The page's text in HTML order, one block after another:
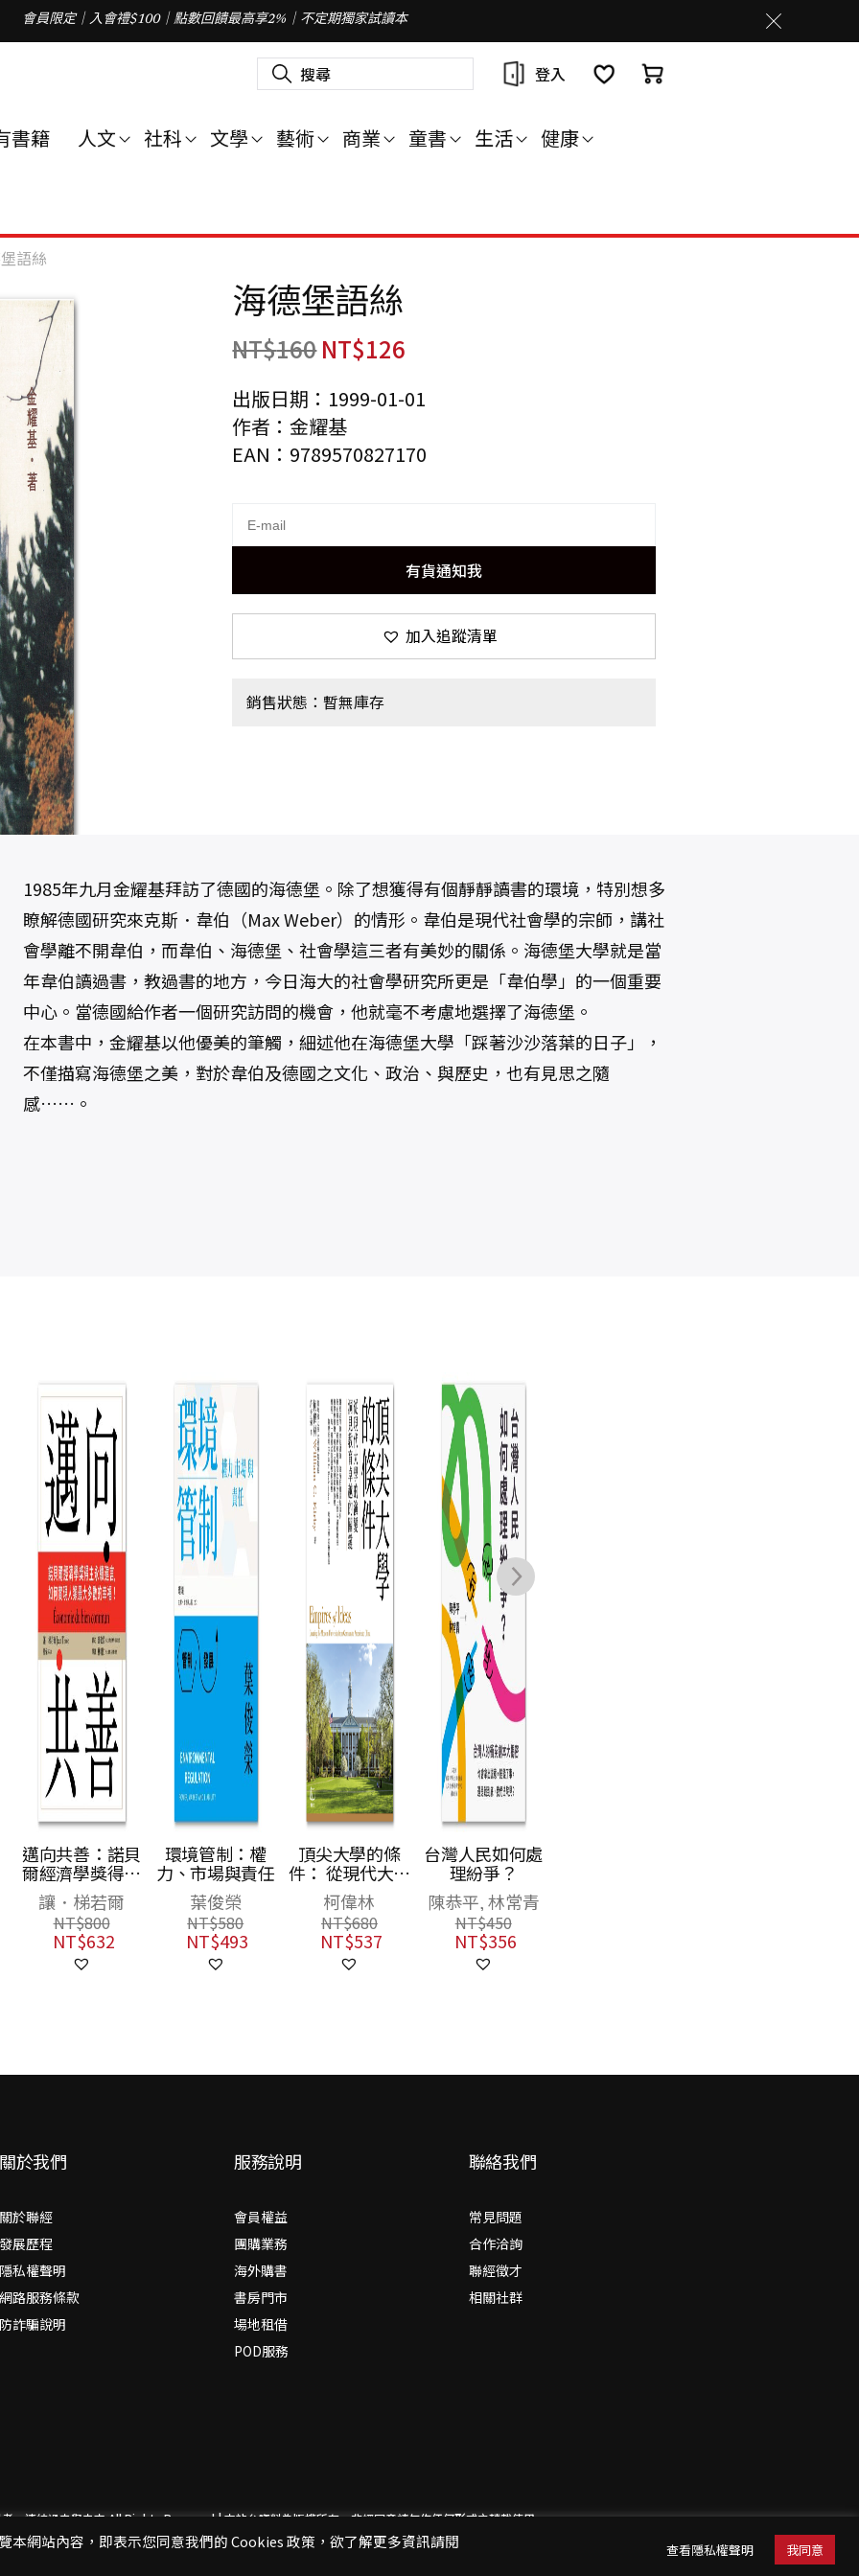
會員限定｜入會禮$100｜點數回饋最高享2%｜不定期獨家試讀本
搜
尋
字
登入
書籍 人文 社科 文學 藝術 商業 童書 生活 健康
語絲
海德堡語絲
NT$160NT$126
出版日期：1999-01-01
作者：金耀基
EAN：9789570827170
有貨通知我
加入追蹤清單
銷售狀態：暫無庫存
1985年九月金耀基拜訪了德國的海德堡。除了想獲得有個靜靜讀書的環境，特別想多
瞭解德國研究來克斯．韋伯（Max Weber）的情形。韋伯是現代社會學的宗師，講社
會學離不開韋伯，而韋伯、海德堡、社會學這三者有美妙的關係。海德堡大學就是當
年韋伯讀過書，教過書的地方，今日海大的社會學研究所更是「韋伯學」的一個重要
中心。當德國給作者一個研究訪問的機會，他就毫不考慮地選擇了海德堡。
在本書中，金耀基以他優美的筆觸，細述他在海德堡大學「踩著沙沙落葉的日子」，
不僅描寫海德堡之美，對於韋伯及德國之文化、政治、與歷史，也有見思之隨
感……。
邁向共善：諾貝
爾經濟學獎得主
永續建言，如何
實現人類最大多
數的幸福！
讓．梯若爾
NT$800
NT$632
環境管制：權
力、市場與責任
葉俊榮
NT$580
NT$493
頂尖大學的條
件： 從現代大學
的演變，洞見教
育卓越的關鍵
柯偉林
NT$680
NT$537
台灣人民如何處
理紛爭？
陳恭平, 林常青
NT$450
NT$356
於我們
於聯經
展歷程
私權聲明
路服務條款
詐騙說明
服務說明
會員權益
團購業務
海外購書
書房門市
場地租借
POD服務
聯絡我們
常見問題
合作洽詢
聯經徵才
相關社群
，連結過去與未來All Rights Reserved | 本站台資料為版權所有，非經同意請勿作任何形式之轉載使用
網站內容，即表示您同意我們的 Cookies 政策，欲了解更多資訊請閱 查看隱私權聲明 我同意